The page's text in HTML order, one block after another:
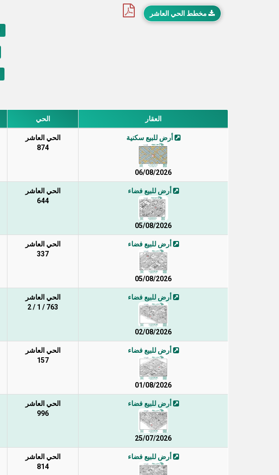
مخطط الحي العاشر
العقار الحي
أرض للبيع سكنية
06/08/2026
الحي العاشر
874
أرض للبيع فضاء
05/08/2026
الحي العاشر
644
أرض للبيع فضاء
05/08/2026
الحي العاشر
337
أرض للبيع فضاء
02/08/2026
الحي العاشر
763 / 1 / 2
أرض للبيع فضاء
01/08/2026
الحي العاشر
157
أرض للبيع فضاء
25/07/2026
الحي العاشر
996
أرض للبيع فضاء
الحي العاشر
814